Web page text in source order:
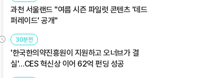
과천 서울랜드 "여름 시즌 파일럿 콘텐츠 '데드
퍼레이드' 공개"
30분전
'한국한의약진흥원이 지원하고 오너브가 결
실'…CES 혁신상 이어 62억 펀딩 성공